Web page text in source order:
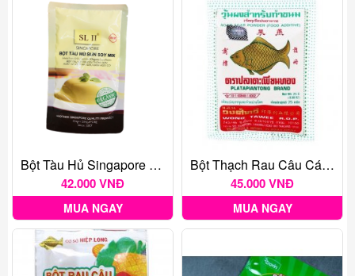
Bột Tàu Hủ Singapore SL II 90gr
42.000 VNĐ
MUA NGAY
Bột Thạch Rau Câu Cá Vàng Thái Lan 25g
45.000 VNĐ
MUA NGAY